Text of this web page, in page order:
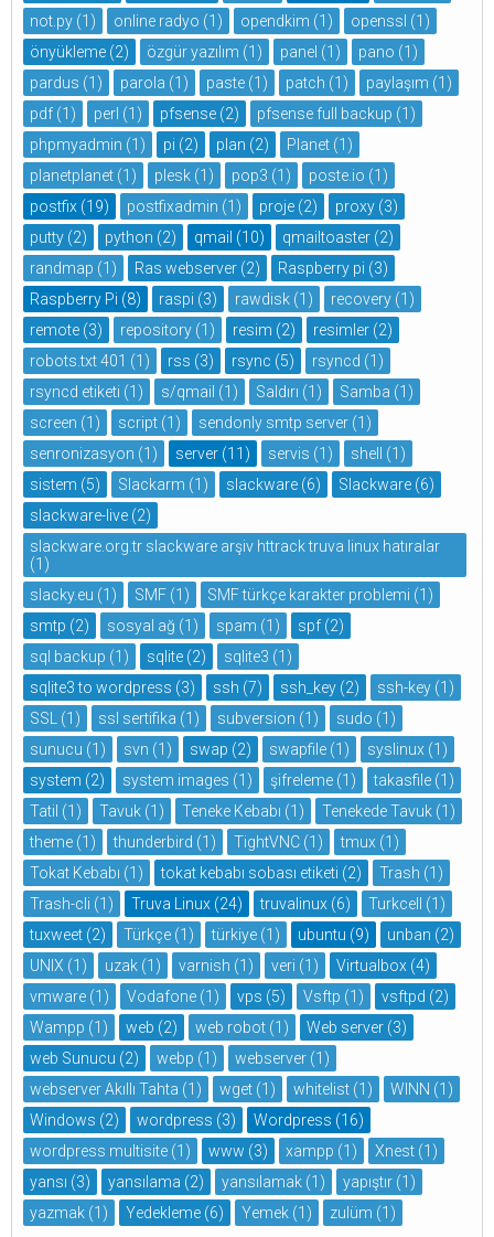
not.py (1) online radyo (1) opendkim (1) openssl (1)
önyükleme (2) özgür yazılım (1) panel (1) pano (1)
pardus (1) parola (1) paste (1) patch (1) paylaşım (1)
pdf (1) perl (1) pfsense (2) pfsense full backup (1)
phpmyadmin (1) pi (2) plan (2) Planet (1)
planetplanet (1) plesk (1) pop3 (1) poste.io (1)
postfix (19) postfixadmin (1) proje (2) proxy (3)
putty (2) python (2) qmail (10) qmailtoaster (2)
randmap (1) Ras webserver (2) Raspberry pi (3)
Raspberry Pi (8) raspi (3) rawdisk (1) recovery (1)
remote (3) repository (1) resim (2) resimler (2)
robots.txt 401 (1) rss (3) rsync (5) rsyncd (1)
rsyncd etiketi (1) s/qmail (1) Saldırı (1) Samba (1)
screen (1) script (1) sendonly smtp server (1)
senronizasyon (1) server (11) servis (1) shell
(1)
sistem (5) Slackarm (1) slackware (6) Slackware (6)
slackware-live (2)
slackware.org.tr slackware arşiv httrack truva linux hatıralar
(1)
slacky.eu (1) SMF (1) SMF türkçe karakter problemi (1)
smtp (2) sosyal ağ (1) spam (1) spf (2)
sql backup (1) sqlite (2) sqlite3 (1)
sqlite3 to wordpress (3) ssh (7) ssh_key (2) ssh-key (1)
SSL
(1) ssl sertifika (1) subversion (1) sudo (1)
sunucu (1) svn (1) swap (2) swapfile (1) syslinux (1)
system (2) system images (1) şifreleme (1) takasfile (1)
Tatil (1) Tavuk (1) Teneke Kebabı (1) Tenekede Tavuk (1)
theme (1) thunderbird (1) TightVNC (1) tmux (1)
Tokat Kebabı (1) tokat kebabı sobası etiketi (2) Trash (1)
Trash-cli (1) Truva Linux (24) truvalinux (6) Turkcell
(1)
tuxweet (2) Türkçe (1) türkiye (1) ubuntu (9) unban (2)
UNIX (1) uzak (1) varnish (1) veri (1) Virtualbox (4)
vmware (1) Vodafone (1) vps (5) Vsftp (1) vsftpd (2)
Wampp (1) web (2) web robot (1) Web server (3)
web Sunucu (2) webp (1) webserver (1)
webserver Akıllı Tahta (1) wget (1) whitelist (1) WINN (1)
Windows (2) wordpress (3) Wordpress (16)
wordpress multisite (1) www (3) xampp (1) Xnest (1)
yansı (3) yansılama (2) yansılamak (1) yapıştır (1)
yazmak (1) Yedekleme (6) Yemek (1) zulüm (1)